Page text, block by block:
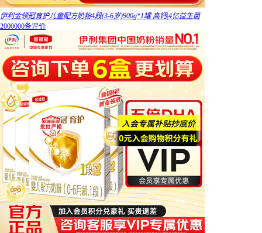
伊利金领冠育护儿童配方奶粉4段(3-6岁)900g*1罐 高钙|4亿益生菌
2000000条评价